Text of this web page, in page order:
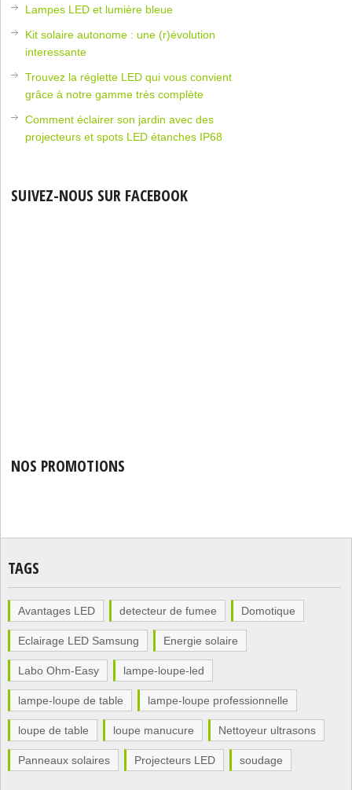
Lampes LED et lumière bleue
Kit solaire autonome : une (r)évolution
interessante
Trouvez la réglette LED qui vous convient
grâce à notre gamme très complète
Comment éclairer son jardin avec des
projecteurs et spots LED étanches IP68
SUIVEZ-NOUS SUR FACEBOOK
NOS PROMOTIONS
TAGS
Avantages LED detecteur de fumee Domotique
Eclairage LED Samsung Energie solaire
Labo Ohm-Easy lampe-loupe-led
lampe-loupe de table lampe-loupe professionnelle
loupe de table loupe manucure Nettoyeur ultrasons
Panneaux solaires Projecteurs LED soudage